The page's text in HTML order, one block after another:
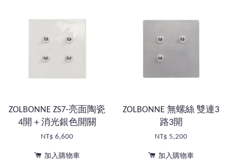
ZOLBONNE ZS7-亮面陶瓷
4開＋消光銀色開關
NT$ 6,600
加入購物車
ZOLBONNE 無螺絲 雙連3
路3開
NT$ 5,200
加入購物車